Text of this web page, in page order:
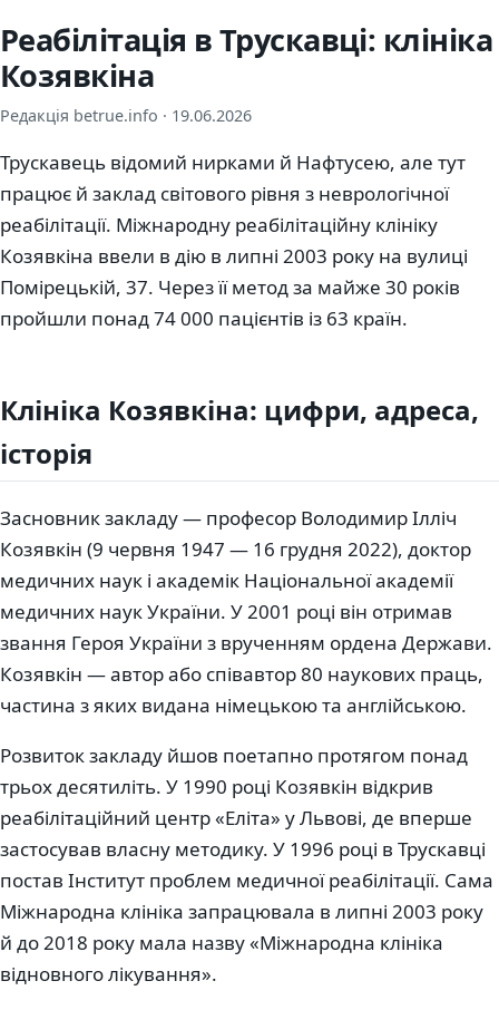
Реабілітація в Трускавці: клініка
Козявкіна
Редакція betrue.info · 19.06.2026
Трускавець відомий нирками й Нафтусею, але тут
працює й заклад світового рівня з неврологічної
реабілітації. Міжнародну реабілітаційну клініку
Козявкіна ввели в дію в липні 2003 року на вулиці
Помірецькій, 37. Через її метод за майже 30 років
пройшли понад 74 000 пацієнтів із 63 країн.
Клініка Козявкіна: цифри, адреса,
історія
Засновник закладу — професор Володимир Ілліч
Козявкін (9 червня 1947 — 16 грудня 2022), доктор
медичних наук і академік Національної академії
медичних наук України. У 2001 році він отримав
звання Героя України з врученням ордена Держави.
Козявкін — автор або співавтор 80 наукових праць,
частина з яких видана німецькою та англійською.
Розвиток закладу йшов поетапно протягом понад
трьох десятиліть. У 1990 році Козявкін відкрив
реабілітаційний центр «Еліта» у Львові, де вперше
застосував власну методику. У 1996 році в Трускавці
постав Інститут проблем медичної реабілітації. Сама
Міжнародна клініка запрацювала в липні 2003 року
й до 2018 року мала назву «Міжнародна клініка
відновного лікування».